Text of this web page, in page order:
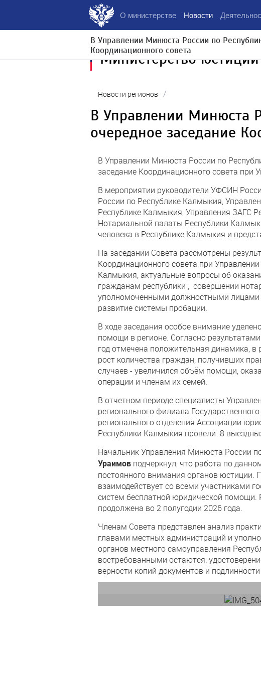
О министерстве Новости
В Управлении Минюста России по
Координационного совета
Министерство
Новости регионов /
В Управлении Минюста
очередное заседание
В Управлении Минюста России по
заседание Координационного совета при
В мероприятии руководители УФСИН
России по Республике Калмыкия,
Республике Калмыкия, Управления ЗАГС
Нотариальной палаты Республики
человека в Республике Калмыкия и
На заседании Совета рассмотрены
Координационного совета при
Калмыкия, актуальные вопросы об
гражданам республики , совершении
уполномоченными должностными лицами
развитие системы пробации.
В ходе заседания особое внимание
помощи в регионе. Согласно
год отмечена положительная динамика,
рост количества граждан, получивших
случаев - увеличился объём помощи,
операции и членам их семей.
В отчетном периоде специалисты
регионального филиала
регионального отделения Ассоциации
Республики Калмыкия провели 8
Начальник Управления Минюста России
Ураимов подчеркнул, что работа по
постоянного внимания органов юстиции.
взаимодействует со всеми участниками
систем бесплатной юридической
продолжена во 2 полугодии 2026 года.
Членам Совета представлен анализ
главами местных администраций и
органов местного самоуправления
востребованными остаются:
верности копий документов и подлинности